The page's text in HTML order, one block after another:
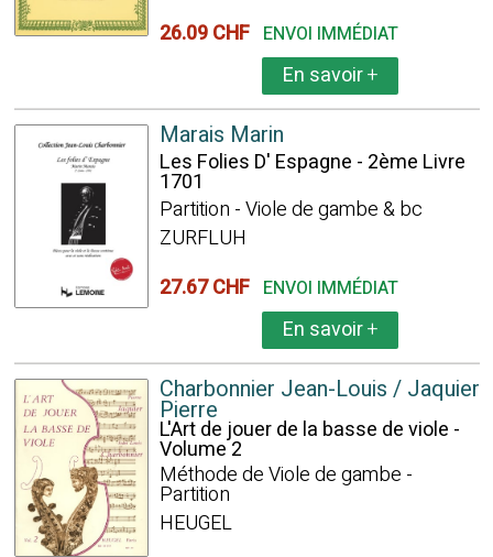
26.09 CHF ENVOI IMMÉDIAT
En savoir+
Marais Marin
Les Folies D' Espagne - 2ème Livre
1701
Partition - Viole de gambe & bc
ZURFLUH
27.67 CHF ENVOI IMMÉDIAT
En savoir+
Charbonnier Jean-Louis / Jaquier
Pierre
L'Art de jouer de la basse de viole -
Volume 2
Méthode de Viole de gambe -
Partition
HEUGEL